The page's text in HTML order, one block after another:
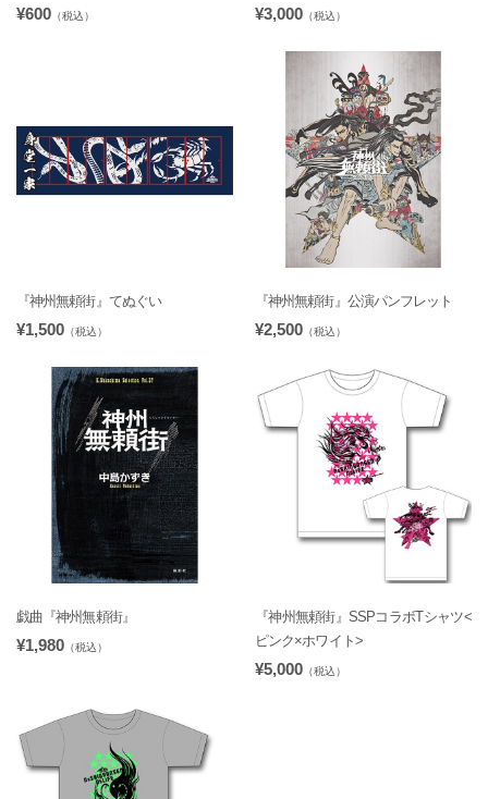
¥600 （税込） ¥3,000 （税込）
『神州無頼街』てぬぐい
¥1,500 （税込）
『神州無頼街』公演パンフレット
¥2,500 （税込）
戯曲『神州無頼街』
¥1,980 （税込）
『神州無頼街』SSPコラボTシャツ<
ピンク×ホワイト>
¥5,000 （税込）